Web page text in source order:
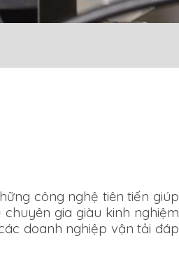
công nghệ tiên tiến giúp
gia giàu kinh nghiệm
doanh nghiệp vận tải đáp